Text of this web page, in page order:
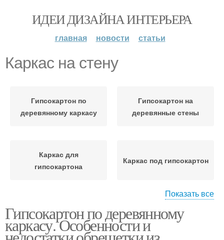
ИДЕИ ДИЗАЙНА ИНТЕРЬЕРА
главная новости статьи
Каркас на стену
Гипсокартон по
деревянному каркасу
Гипсокартон на
деревянные стены
Каркас для
гипсокартона
Каркас под гипсокартон
Профили для каркаса Деревянный каркас
Показать все
Гипсокартон по деревянному
каркасу. Особенности и